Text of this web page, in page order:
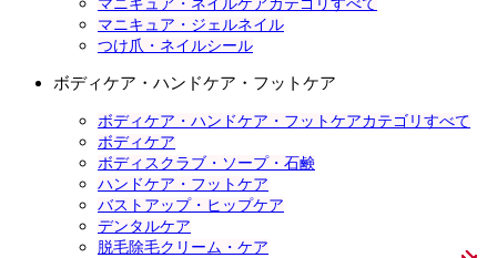
マニキュア・ネイルケアカテゴリすべて
マニキュア・ジェルネイル
つけ爪・ネイルシール
ボディケア・ハンドケア・フットケア
ボディケア・ハンドケア・フットケアカテゴリすべて
ボディケア
ボディスクラブ・ソープ・石鹸
ハンドケア・フットケア
バストアップ・ヒップケア
デンタルケア
脱毛除毛クリーム・ケア